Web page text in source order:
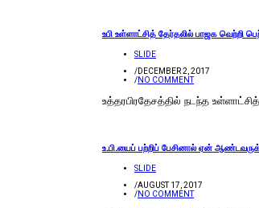
உபி உள்ளாட்சித் தேர்தலில் பாஜக வெற்றி
SLIDE
/DECEMBER 2, 2017
/NO COMMENT
உத்தரபிரதேசத்தில் நடந்த
உ.பி.யைப் பற்றிப் பேசினால் ஏன்
SLIDE
/AUGUST 17, 2017
/NO COMMENT